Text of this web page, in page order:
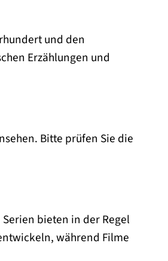
und den
Erzählungen und
Bitte prüfen Sie die
bieten in der Regel
während Filme